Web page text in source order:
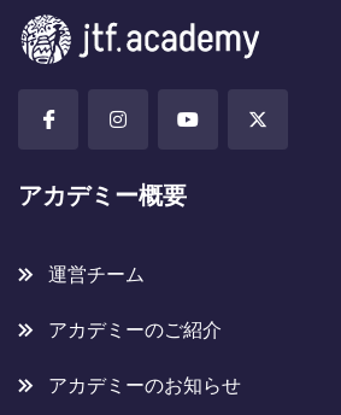
アカデミー概要
運営チーム
アカデミーのご紹介
アカデミーのお知らせ